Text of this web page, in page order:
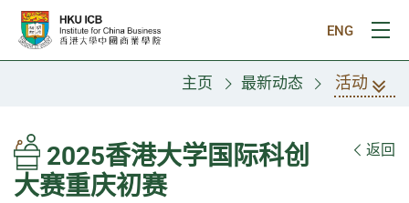
跳往主要内容
ENG
打
主页 最新动态 活动
2025香港大学国际科创
大赛重庆初赛
返回